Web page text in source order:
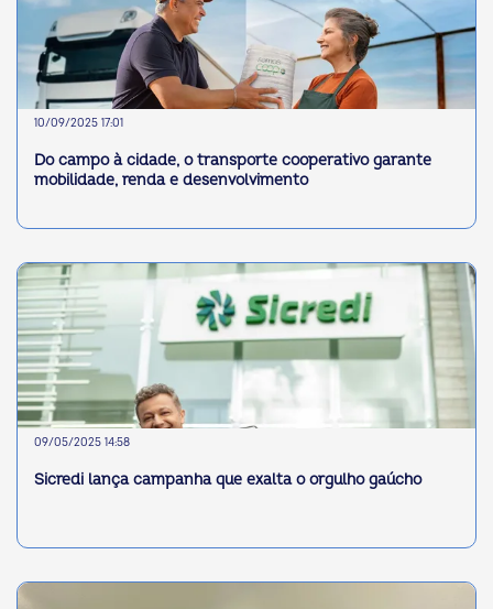
10/09/2025 17:01
Do campo à cidade, o transporte cooperativo garante
mobilidade, renda e desenvolvimento
09/05/2025 14:58
Sicredi lança campanha que exalta o orgulho gaúcho